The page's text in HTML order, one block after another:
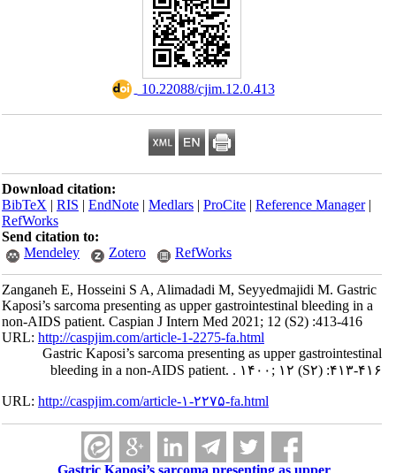
‎ 10.22088/cjim.12.0.413
Download citation:
BibTeX|RIS|EndNote|Medlars|ProCite|Reference Manager
RefWorks
Send citation to:
Mendeley
Zotero RefWorks
Zanganeh E, Hosseini S A, Alimadadi M, Seyyedmajidi M. Gastric
Kaposi’s sarcoma presenting as upper gastrointestinal bleeding in a
non-AIDS patient. Caspian J Intern Med 2021; 12 (S2) :413-416
URL:http://caspjim.com/article-1-2275-fa.html
Gastric Kaposi’s sarcoma presenting as upper gastrointestinal
bleeding in a non-AIDS patient. . ۱۴۰۰; ۱۲(S۲):۴۱۳-۴۱۶
URL:http://caspjim.com/article-۱-۲۲۷۵-fa.html
Gastric Kaposi’s sarcoma presenting as upper